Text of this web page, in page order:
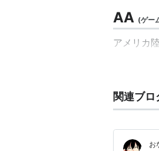
AA (ゲー
アメリカ
関連ブロ
お